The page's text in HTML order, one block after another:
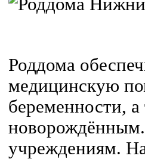
Роддома
медицинскую
беременности,
учреждениям.